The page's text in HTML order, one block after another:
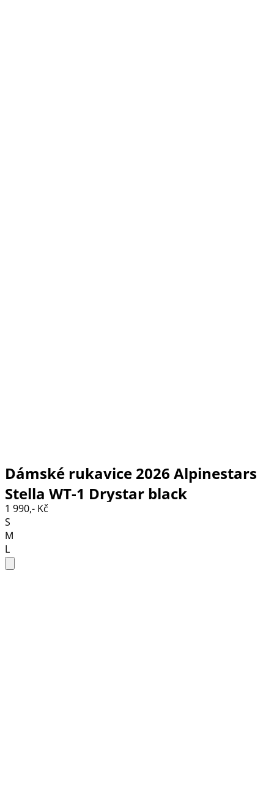
Dámské rukavice 2026 Alpinestars
Stella WT-1 Drystar black
1 990,- Kč
S
M
L